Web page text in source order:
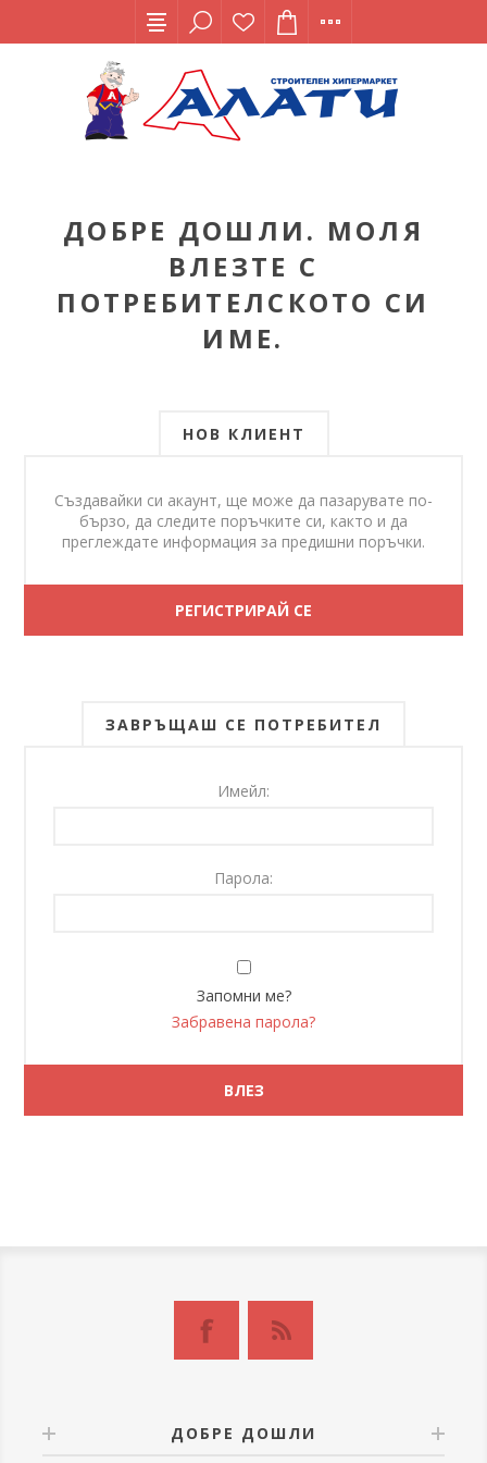
ДОБРЕ ДОШЛИ. МОЛЯ
ВЛЕЗТЕ С
ПОТРЕБИТЕЛСКОТО СИ
ИМЕ.
НОВ КЛИЕНТ
Създавайки си акаунт, ще може да пазарувате по-
бързо, да следите поръчките си, както и да
преглеждате информация за предишни поръчки.
ЗАВРЪЩАШ СЕ ПОТРЕБИТЕЛ
Имейл:
Парола:
Запомни ме?
Забравена парола?
ДОБРЕ ДОШЛИ